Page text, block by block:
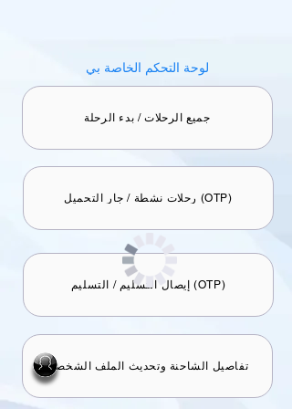
لوحة التحكم الخاصة بي
جميع الرحلات / بدء الرحلة
رحلات نشطة / جارٍ التحميل (OTP)
إيصال التسليم / التسليم (OTP)
تفاصيل الشاحنة وتحديث الملف الشخصي